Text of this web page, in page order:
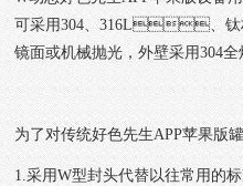
可采用304、316L、钛材
镜面或机械抛光，外壁采用304全
为了对传统好色先生APP苹果版罐
1.采用W型封头代替以往常用的标